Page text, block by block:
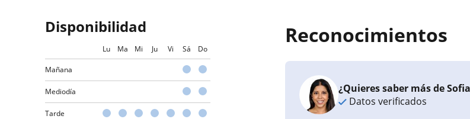
Disponibilidad
Lu Ma Mi Ju Vi Sá Do
Mañana
Mediodía
Tarde
Reconocimientos
¿Quieres saber más de
Datos verificados